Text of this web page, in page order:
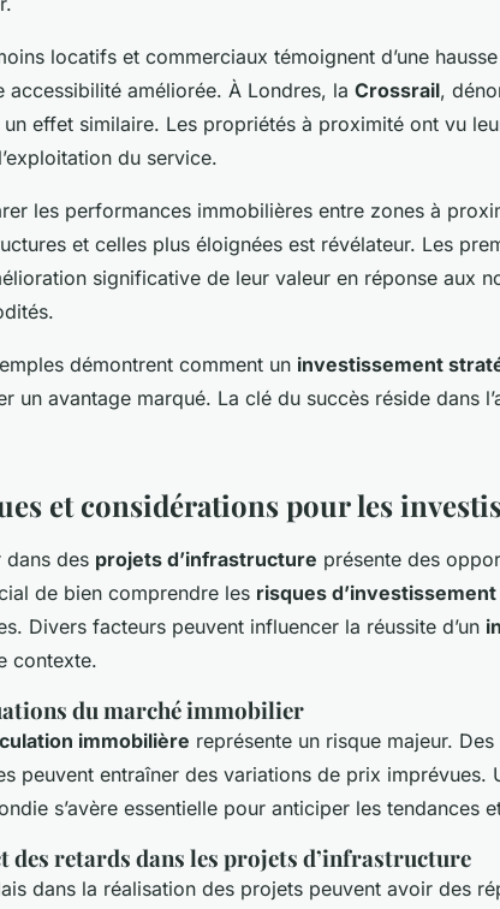
locatifs et commerciaux témoignent d’une
accessibilité améliorée. À Londres, la Crossrail,
un effet similaire. Les propriétés à proximité ont vu
du service.
les performances immobilières entre zones à
et celles plus éloignées est révélateur. Les
significative de leur valeur en réponse aux
démontrent comment un investissement
un avantage marqué. La clé du succès réside dans
et considérations pour les
dans des projets d’infrastructure présente des
de bien comprendre les risques d’investissement
Divers facteurs peuvent influencer la réussite d’un
contexte.
du marché immobilier
immobilière représente un risque majeur.
peuvent entraîner des variations de prix imprévues.
s’avère essentielle pour anticiper les tendances
des retards dans les projets d’infrastructure
dans la réalisation des projets peuvent avoir des